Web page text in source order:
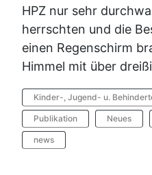
HPZ nur sehr
herrschten und die
einen Regenschirm
Himmel mit über
Kinder-, Jugend- u.
Publikation Neues
news